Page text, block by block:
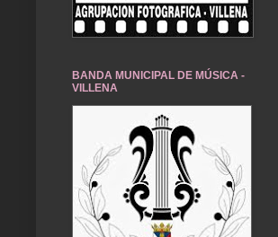
BANDA MUNICIPAL DE MÚSICA -
VILLENA